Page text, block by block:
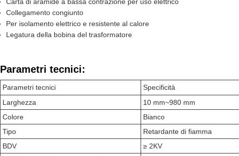
Collegamento congiunto
Per isolamento elettrico e resistente al calore
Legatura della bobina del trasformatore
Parametri tecnici:
Parametri tecnici
Specificità
Larghezza
10 mm~980 mm
Colore
Bianco
Tipo
Retardante di fiamma
BDV
≥ 2KV